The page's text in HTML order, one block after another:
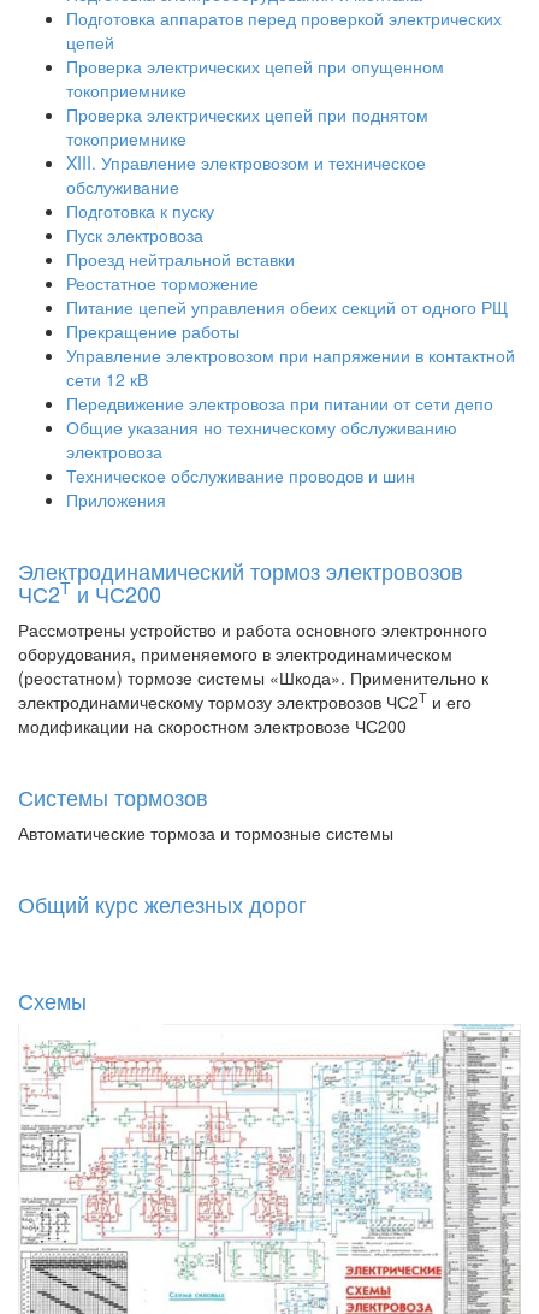
Подготовка аппаратов перед проверкой электрических
цепей
Проверка электрических цепей при опущенном
токоприемнике
Проверка электрических цепей при поднятом
токоприемнике
XIII. Управление электровозом и техническое
обслуживание
Подготовка к пуску
Пуск электровоза
Проезд нейтральной вставки
Реостатное торможение
Питание цепей управления обеих секций от одного РЩ
Прекращение работы
Управление электровозом при напряжении в контактной
сети 12 кВ
Передвижение электровоза при питании от сети депо
Общие указания но техническому обслуживанию
электровоза
Техническое обслуживание проводов и шин
Приложения
Электродинамический тормоз электровозов
ЧС2Т и ЧС200
Рассмотрены устройство и работа основного электронного
оборудования, применяемого в электродинамическом
(реостатном) тормозе системы «Шкода». Применительно к
электродинамическому тормозу электровозов ЧС2Т и его
модификации на скоростном электровозе ЧС200
Системы тормозов
Автоматические тормоза и тормозные системы
Общий курс железных дорог
Схемы